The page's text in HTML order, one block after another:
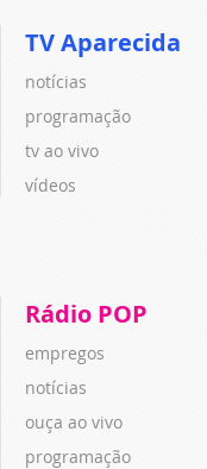
TV Aparecida
notícias
programação
tv ao vivo
vídeos
Rádio POP
empregos
notícias
ouça ao vivo
programação